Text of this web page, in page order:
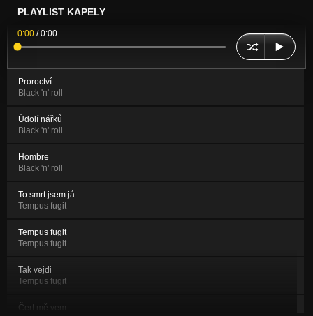
PLAYLIST KAPELY
0:00 /0:00
Proroctví
Black 'n' roll
Údolí nářků
Black 'n' roll
Hombre
Black 'n' roll
To smrt jsem já
Tempus fugit
Tempus fugit
Tempus fugit
Tak vejdi
Tempus fugit
Čert mě vem